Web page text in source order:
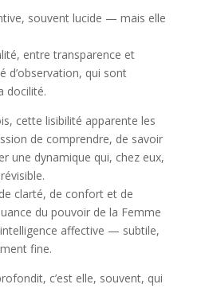
souvent lucide — mais elle
entre transparence et
d’observation, qui sont
docilité.
cette lisibilité apparente les
de comprendre, de savoir
une dynamique qui, chez eux,
clarté, de confort et de
du pouvoir de la Femme
affective — subtile,
fine.
c’est elle, souvent, qui